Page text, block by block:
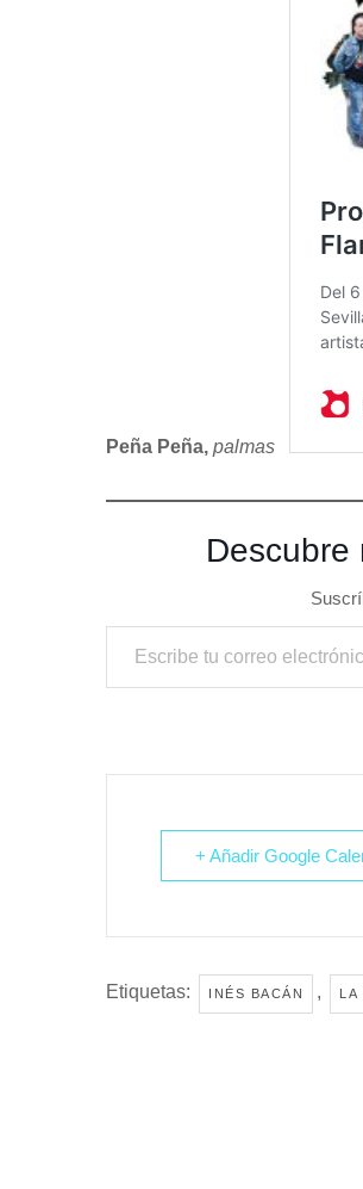
Peña Peña, palmas
Descubre
Escribe tu correo electrónico…
+ Añadir Google
Etiquetas: INÉS BACÁN , LA